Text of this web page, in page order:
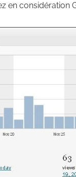
en considération